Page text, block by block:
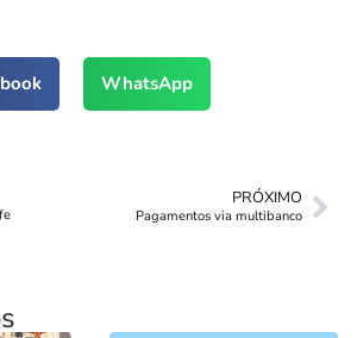
WhatsApp
PRÓXIMO
Pagamentos via multibanco